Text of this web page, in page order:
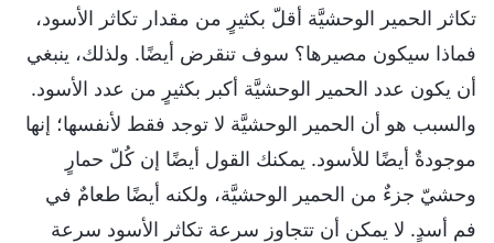
تكاثر الحمير الوحشيَّة أقلّ بكثيرٍ من مقدار تكاثر الأسود،
فماذا سيكون مصيرها؟ سوف تنقرض أيضًا. ولذلك، ينبغي
أن يكون عدد الحمير الوحشيَّة أكبر بكثيرٍ من عدد الأسود.
والسبب هو أن الحمير الوحشيَّة لا توجد فقط لأنفسها؛ إنها
موجودةٌ أيضًا للأسود. يمكنك القول أيضًا إن كُلّ حمارٍ
وحشيّ جزءٌ من الحمير الوحشيَّة، ولكنه أيضًا طعامٌ في
فم أسدٍ. لا يمكن أن تتجاوز سرعة تكاثر الأسود سرعة